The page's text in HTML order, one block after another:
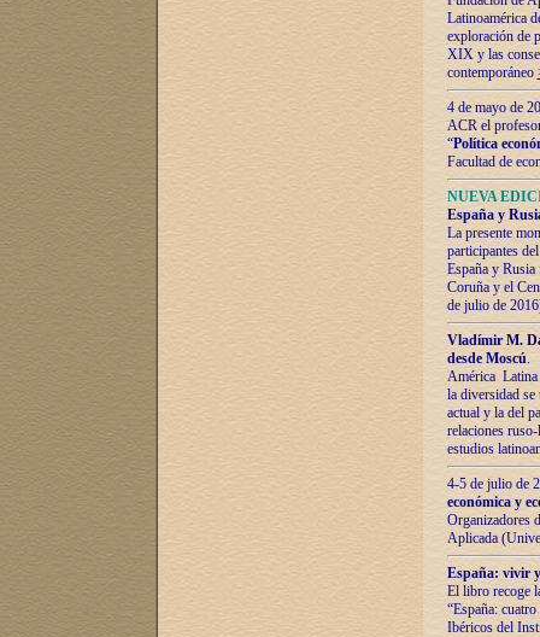
Latinoamérica
exploración de
XIX y las
contemporáneo
4 de mayo de
ACR el
“Política
Facultad de
NUEVA
España y
La presente
participantes
España y
Coruña y el
de julio de
Vladímir М.
desde Moscú.
América Latina
la diversidad
actual у lа del
relaciones
estudios
4-5 de julio de
económica y
Organizadores
Aplicada
España: vivir
El libro recoge
“España:
Ibéricos del